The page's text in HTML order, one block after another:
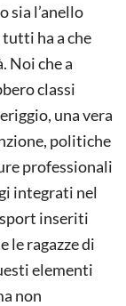
sia l’anello
tutti ha a che
Noi che a
classi
una vera
politiche
professionali
integrati nel
inseriti
le ragazze di
elementi
non